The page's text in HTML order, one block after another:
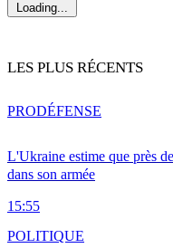
Loading...
LES PLUS RÉCENTS
L'Ukraine estime que près
dans son armée
15:55
PRODÉFENSE
POLITIQUE